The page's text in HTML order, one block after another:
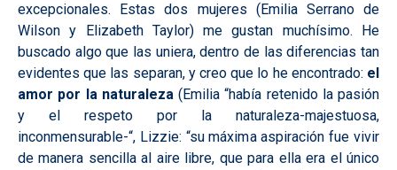
excepcionales. Estas dos mujeres (Emilia Serrano de
Wilson y Elizabeth Taylor) me gustan muchísimo. He
buscado algo que las uniera, dentro de las diferencias tan
evidentes que las separan, y creo que lo he encontrado: el
amor por la naturaleza(Emilia “había retenido la pasión
y el respeto por la naturaleza-majestuosa,
inconmensurable-“, Lizzie: “su máxima aspiración fue vivir
de manera sencilla al aire libre, que para ella era el único